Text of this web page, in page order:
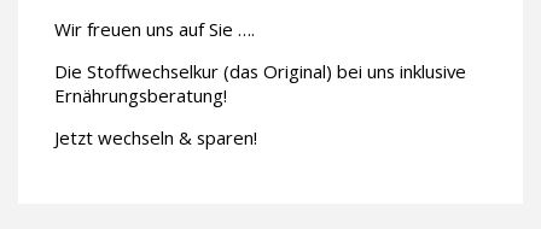
Wir freuen uns auf Sie ….
Die Stoffwechselkur (das Original) bei uns inklusive
Ernährungsberatung!
Jetzt wechseln & sparen!